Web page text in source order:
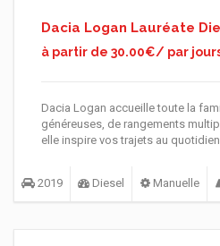
Dacia Logan Lauréate
à partir de 30.00€/ par
Dacia Logan accueille toute la
généreuses, de rangements
elle inspire vos trajets au
2019 Diesel Manuelle